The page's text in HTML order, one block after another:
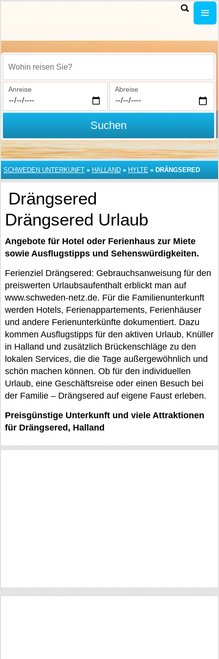
Wohin reisen Sie?
Anreise Abreise
Suchen
SCHWEDEN UNTERKUNFT » HALLAND » HYLTE » DRÄNGSERED
Drängsered
Drängsered Urlaub
Angebote für Hotel oder Ferienhaus zur Miete
sowie Ausflugstipps und Sehenswürdigkeiten.
Ferienziel Drängsered: Gebrauchsanweisung für den
preiswerten Urlaubsaufenthalt erblickt man auf
www.schweden-netz.de. Für die Familienunterkunft
werden Hotels, Ferienappartements, Ferienhäuser
und andere Ferienunterkünfte dokumentiert. Dazu
kommen Ausflugstipps für den aktiven Urlaub, Knüller
in Halland und zusätzlich Brückenschläge zu den
lokalen Services, die die Tage außergewöhnlich und
schön machen können. Ob für den individuellen
Urlaub, eine Geschäftsreise oder einen Besuch bei
der Familie – Drängsered auf eigene Faust erleben.
Preisgünstige Unterkunft und viele Attraktionen
für Drängsered, Halland